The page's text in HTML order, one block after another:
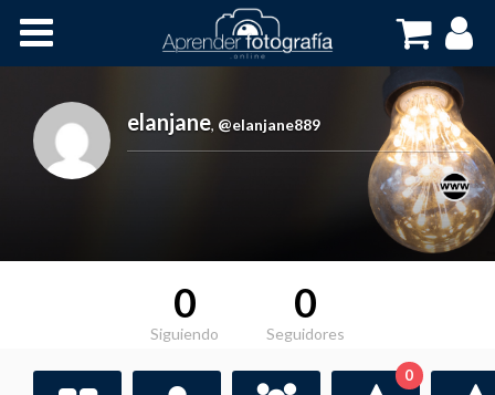
Cursos OnLine
elanjane, @elanjane889
0
Siguiendo
0
Seguidores
0